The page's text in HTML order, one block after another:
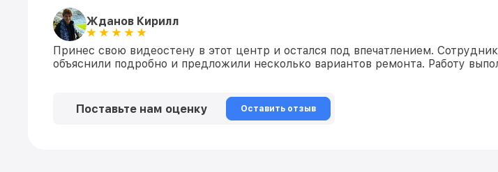
Жданов Кирилл
Принес свою видеостену в этот центр и остался под впечатлением.
объяснили подробно и предложили несколько вариантов ремонта. Работу
Поставьте нам оценку Оставить отзыв